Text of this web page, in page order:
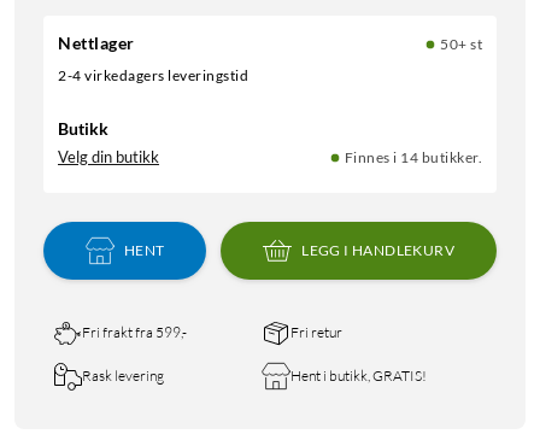
Nettlager
50+ st
2-4 virkedagers leveringstid
Butikk
Velg din butikk Finnes i 14 butikker.
HENT LEGG I HANDLEKURV
Fri frakt fra 599,- Fri retur
Rask levering Hent i butikk, GRATIS!